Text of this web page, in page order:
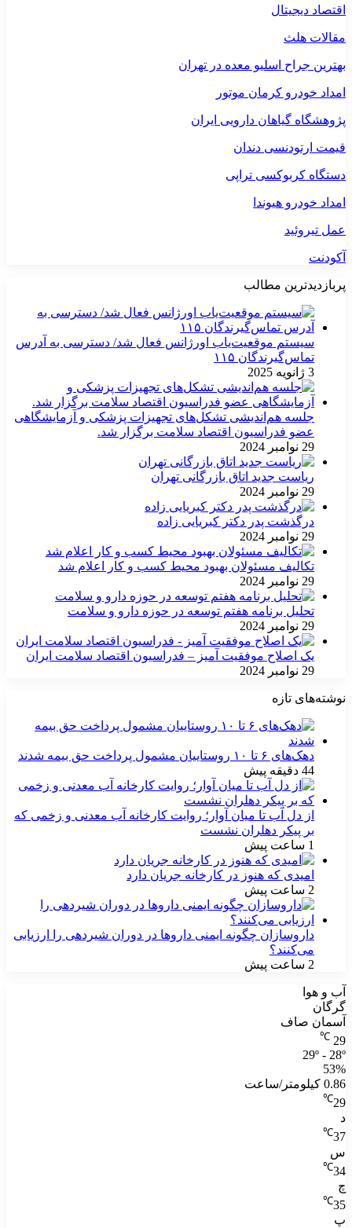
اقتصاد دیجیتال
مقالات هلث
بهترین جراح اسلیو معده در تهران
امداد خودرو کرمان موتور
پژوهشگاه گیاهان دارویی ایران
قیمت ارتودنسی دندان
دستگاه کربوکسی تراپی
امداد خودرو هیوندا
عمل تیروئید
آکودنت
پربازدیدترین مطالب
سیستم موقعیت‌یاب اورژانس فعال شد/ دسترسی به آدرس
تماس‌گیرندگان ۱۱۵
3 ژانویه 2025
جلسه هم‌اندیشی تشکل‌های تجهیزات پزشکی و آزمایشگاهی
عضو فدراسیون اقتصاد سلامت برگزار شد.
29 نوامبر 2024
ریاست جدید اتاق بازرگانی تهران
29 نوامبر 2024
درگذشت پدر دکتر کبریایی زاده
29 نوامبر 2024
تکالیف مسئولان بهبود محیط کسب و کار اعلام شد
29 نوامبر 2024
تحلیل برنامه هفتم توسعه در حوزه دارو و سلامت
29 نوامبر 2024
یک اصلاح موفقیت آمیز – فدراسیون اقتصاد سلامت ایران
29 نوامبر 2024
نوشته‌های تازه
دهک‌های ۶ تا ۱۰ روستاییان مشمول پرداخت حق بیمه شدند
44 دقیقه پیش
از دل آب تا میان آوار؛ روایت کارخانه آب معدنی و زخمی که
بر پیکر دهلران نشست
1 ساعت پیش
امیدی که هنوز در کارخانه جریان دارد
2 ساعت پیش
داروسازان چگونه ایمنی داروها در دوران شیردهی را ارزیابی
می‌کنند؟
2 ساعت پیش
آب و هوا
گرگان
آسمان صاف
29
℃
29º - 28º
53%
0.86 کیلومتر/ساعت
29
℃
د
37
℃
س
34
℃
چ
35
℃
پ